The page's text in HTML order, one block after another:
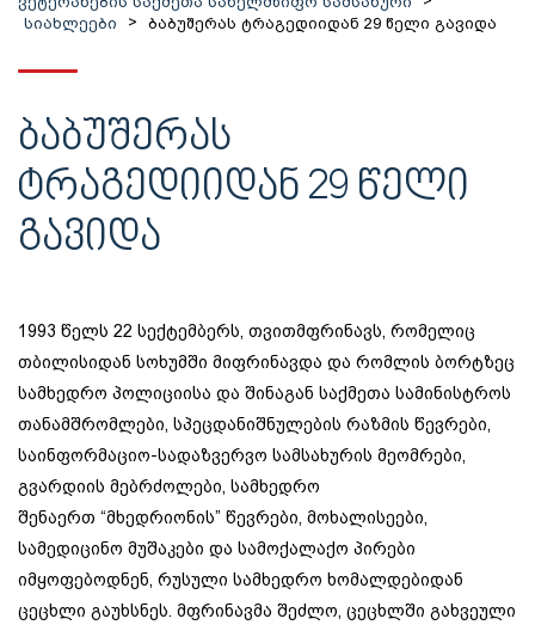
სიახლეები
> ბაბუშერას ტრაგედიიდან 29 წელი გავიდა
ᲑᲐᲑᲣᲨᲔᲠᲐᲡ
ᲢᲠᲐᲒᲔᲓᲘᲘᲓᲐᲜ 29 ᲬᲔᲚᲘ
ᲒᲐᲕᲘᲓᲐ
1993 წელს 22 სექტემბერს, თვითმფრინავს, რომელიც
თბილისიდან სოხუმში მიფრინავდა და რომლის ბორტზეც
სამხედრო პოლიციისა და შინაგან საქმეთა სამინისტროს
თანამშრომლები, სპეცდანიშნულების რაზმის წევრები,
საინფორმაციო-სადაზვერვო სამსახურის მეომრები,
გვარდიის მებრძოლები, სამხედრო
შენაერთ “მხედრიონის” წევრები, მოხალისეები,
სამედიცინო მუშაკები და სამოქალაქო პირები
იმყოფებოდნენ, რუსული სამხედრო ხომალდებიდან
ცეცხლი გაუხსნეს. მფრინავმა შეძლო, ცეცხლში გახვეული